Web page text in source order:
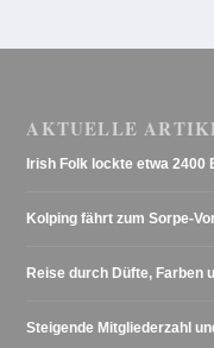
AKTUELLE
Irish Folk lockte etwa 2400
Kolping fährt zum Sorpe-
Reise durch Düfte, Farben
Steigende Mitgliederzahl